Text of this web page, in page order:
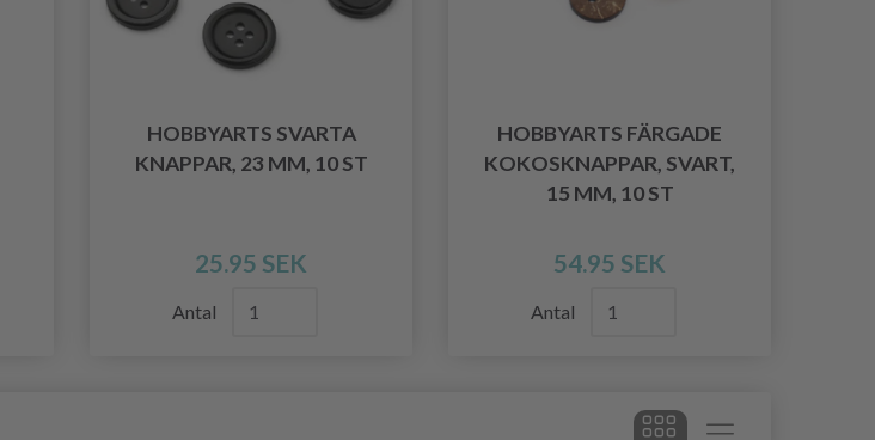
HOBBYARTS SVARTA
KNAPPAR, 23 MM, 10 ST
25.95 SEK
Antal
HOBBYARTS FÄRGADE
KOKOSKNAPPAR, SVART,
15 MM, 10 ST
54.95 SEK
Antal